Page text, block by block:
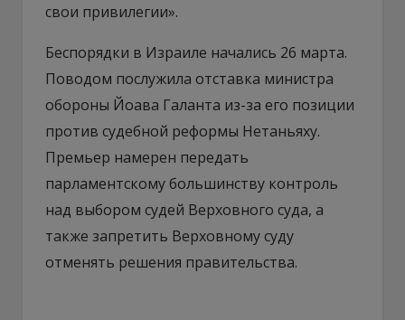
свои привилегии».
Беспорядки в Израиле начались 26 марта.
Поводом послужила отставка министра
обороны Йоава Галанта из-за его позиции
против судебной реформы Нетаньяху.
Премьер намерен передать
парламентскому большинству контроль
над выбором судей Верховного суда, а
также запретить Верховному суду
отменять решения правительства.